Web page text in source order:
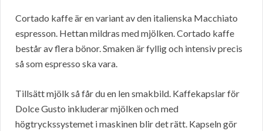
Cortado kaffe är en variant av den italienska Macchiato
espresson. Hettan mildras med mjölken. Cortado kaffe
består av flera bönor. Smaken är fyllig och intensiv precis
så som espresso ska vara.
Tillsätt mjölk så får du en len smakbild. Kaffekapslar för
Dolce Gusto inkluderar mjölken och med
högtryckssystemet i maskinen blir det rätt. Kapseln gör